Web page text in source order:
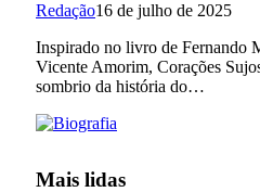
Redação16 de julho de 2025
Inspirado no livro de Fernando
Vicente Amorim, Corações
sombrio da história do…
Mais lidas